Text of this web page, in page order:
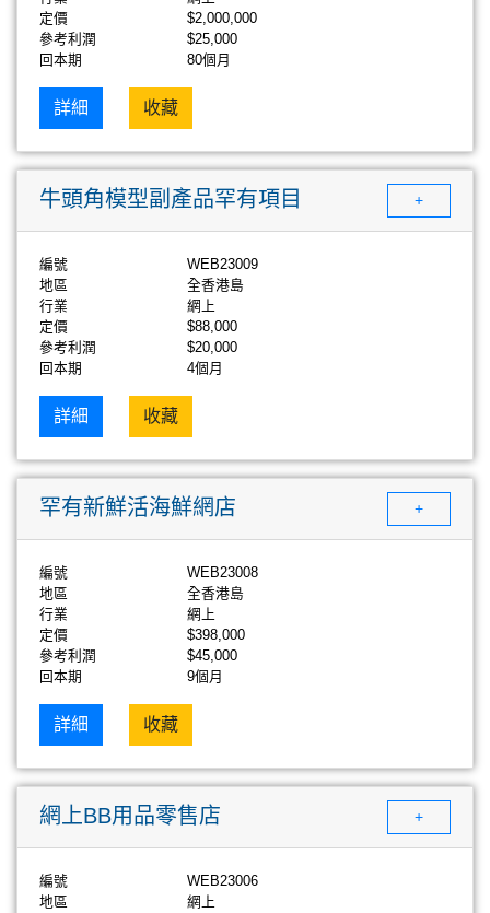
定價
$2,000,000
參考利潤
$25,000
回本期
80個月
詳細 收藏
牛頭角模型副產品罕有項目 +
編號
WEB23009
地區
全香港島
行業
網上
定價
$88,000
參考利潤
$20,000
回本期
4個月
詳細 收藏
罕有新鮮活海鮮網店 +
編號
WEB23008
地區
全香港島
行業
網上
定價
$398,000
參考利潤
$45,000
回本期
9個月
詳細 收藏
網上BB用品零售店 +
編號
WEB23006
地區
網上